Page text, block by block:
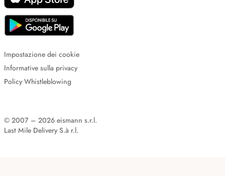
Impostazione dei cookie
Informative sulla privacy
Policy Whistleblowing
© 2007 – 2026 eismann s.r.l.
Last Mile Delivery S.à r.l.